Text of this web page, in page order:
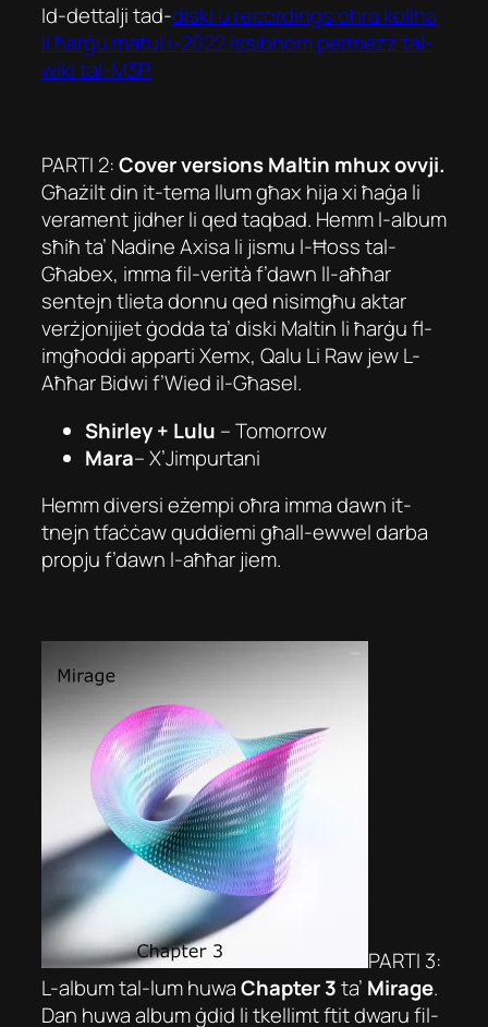
Id-dettalji tad-diski u recordings oħra kollha
li ħarġu matul l-2022 issibhom permezz tal-
wiki tal-M3P.
PARTI 2:Cover versions Maltin mhux ovvji.
Għażilt din it-tema llum għax hija xi ħaġa li
verament jidher li qed taqbad. Hemm l-album
sħiħ ta’ Nadine Axisa li jismu l-Ħoss tal-
Għabex, imma fil-verità f’dawn ll-aħħar
sentejn tlieta donnu qed nisimgħu aktar
verżjonijiet ġodda ta’ diski Maltin li ħarġu fl-
imgħoddi appartiXemx, Qalu Li RawjewL-
Aħħar Bidwi f’Wied il-Għasel.
Shirley + Lulu –Tomorrow
Mara–X’Jimpurtani
Hemm diversi eżempi oħra imma dawn it-
tnejn tfaċċaw quddiemi għall-ewwel darba
propju f’dawn l-aħħar jiem.
PARTI 3:
L-album tal-lum huwaChapter 3ta’ Mirage.
Dan huwa album ġdid li tkellimt ftit dwaru fil-